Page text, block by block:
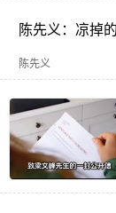
陈先义：凉掉
陈先义